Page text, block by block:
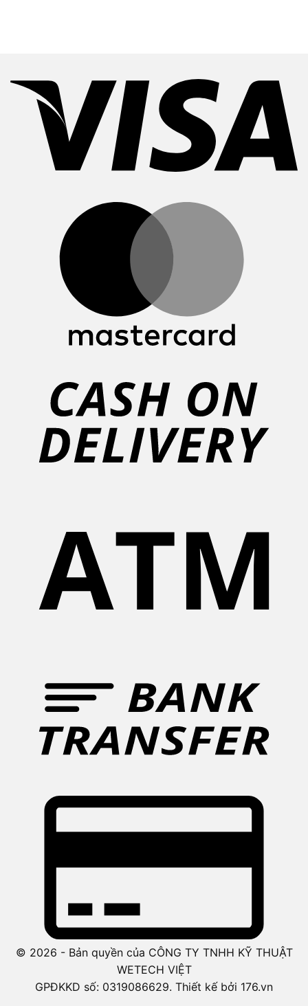
© 2026 - Bản quyền của CÔNG TY TNHH KỸ THUẬT
WETECH VIỆT
GPĐKKD số: 0319086629. Thiết kế bởi 176.vn